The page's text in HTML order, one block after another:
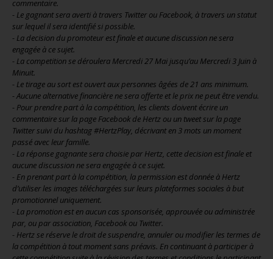
commentaire.
- Le gagnant sera averti à travers Twitter ou Facebook, à travers un statut
sur lequel il sera identifié si possible.
- La decision du promoteur est finale et aucune discussion ne sera
engagée à ce sujet.
- La competition se déroulera Mercredi 27 Mai jusqu’au Mercredi 3 Juin à
Minuit.
- Le tirage au sort est ouvert aux personnes âgées de 21 ans minimum.
- Aucune alternative financière ne sera offerte et le prix ne peut être vendu.
- Pour prendre part à la compétition, les clients doivent écrire un
commentaire sur la page Facebook de Hertz ou un tweet sur la page
Twitter suivi du hashtag #HertzPlay, décrivant en 3 mots un moment
passé avec leur famille.
- La réponse gagnante sera choisie par Hertz, cette decision est finale et
aucune discussion ne sera engagée à ce sujet.
- En prenant part à la compétition, la permission est donnée à Hertz
d’utiliser les images téléchargées sur leurs plateformes sociales à but
promotionnel uniquement.
- La promotion est en aucun cas sponsorisée, approuvée ou administrée
par, ou par association, Facebook ou Twitter.
- Hertz se réserve le droit de suspendre, annuler ou modifier les termes de
la compétition à tout moment sans préavis. En continuant à participer à